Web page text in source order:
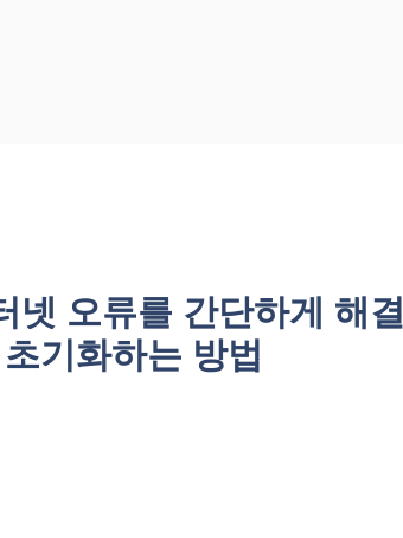
넷 오류를 간단하게 해결
기화하는 방법